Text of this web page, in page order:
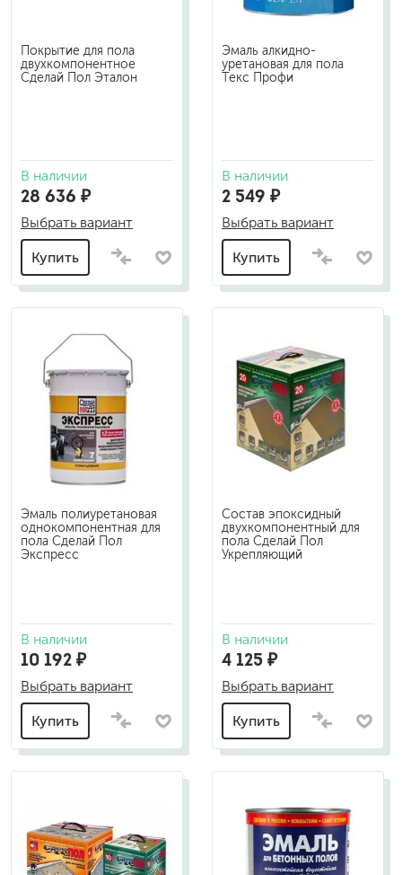
Покрытие для пола
двухкомпонентное
Сделай Пол Эталон
В наличии
28 636 ₽
Выбрать вариант
Купить
Эмаль алкидно-
уретановая для пола
Текс Профи
В наличии
2 549 ₽
Выбрать вариант
Купить
Эмаль полиуретановая
однокомпонентная для
пола Сделай Пол
Экспресс
В наличии
10 192 ₽
Выбрать вариант
Купить
Состав эпоксидный
двухкомпонентный для
пола Сделай Пол
Укрепляющий
В наличии
4 125 ₽
Выбрать вариант
Купить